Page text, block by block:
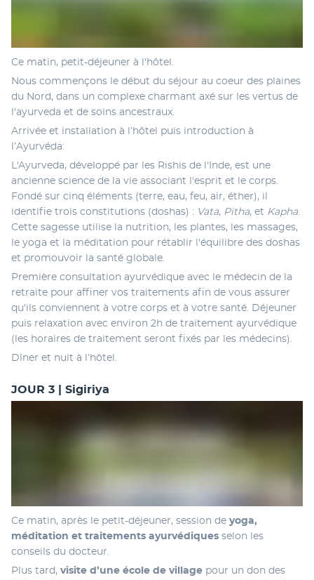
Ce matin, petit-déjeuner à l'hôtel.
Nous commençons le début du séjour au coeur des plaines
du Nord, dans un complexe charmant axé sur les vertus de
l'ayurveda et de soins ancestraux.
Arrivée et installation à l’hôtel puis introduction à
l’Ayurvéda:
L'Ayurveda, développé par les Rishis de l'Inde, est une
ancienne science de la vie associant l'esprit et le corps.
Fondé sur cinq éléments (terre, eau, feu, air, éther), il
identifie trois constitutions (doshas) : Vata, Pitha, et Kapha.
Cette sagesse utilise la nutrition, les plantes, les massages,
le yoga et la méditation pour rétablir l'équilibre des doshas
et promouvoir la santé globale.
Première consultation ayurvédique avec le médecin de la
retraite pour affiner vos traitements afin de vous assurer
qu'ils conviennent à votre corps et à votre santé. Déjeuner
puis relaxation avec environ 2h de traitement ayurvédique
(les horaires de traitement seront fixés par les médecins).
Dîner et nuit à l’hôtel.
JOUR 3 | Sigiriya
Ce matin, après le petit-déjeuner, session de yoga,
méditation et traitements ayurvédiques selon les
conseils du docteur.
Plus tard, visite d’une école de village pour un don des